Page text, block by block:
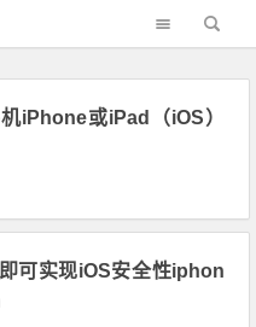
iPhone或iPad（iOS）
可实现iOS安全性iphon